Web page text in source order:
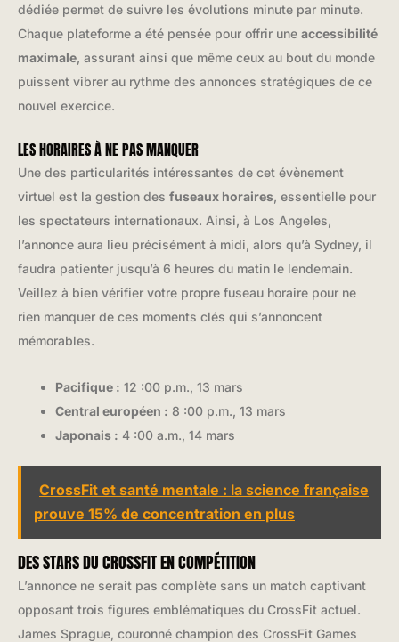
dédiée permet de suivre les évolutions minute par minute.
Chaque plateforme a été pensée pour offrir une accessibilité
maximale , assurant ainsi que même ceux au bout du monde
puissent vibrer au rythme des annonces stratégiques de ce
nouvel exercice.
LES HORAIRES À NE PAS MANQUER
Une des particularités intéressantes de cet évènement
virtuel est la gestion des fuseaux horaires , essentielle pour
les spectateurs internationaux. Ainsi, à Los Angeles,
l’annonce aura lieu précisément à midi, alors qu’à Sydney, il
faudra patienter jusqu’à 6 heures du matin le lendemain.
Veillez à bien vérifier votre propre fuseau horaire pour ne
rien manquer de ces moments clés qui s’annoncent
mémorables.
Pacifique : 12 :00 p.m., 13 mars
Central européen : 8 :00 p.m., 13 mars
Japonais : 4 :00 a.m., 14 mars
CrossFit et santé mentale : la science française
prouve 15% de concentration en plus
DES STARS DU CROSSFIT EN COMPÉTITION
L’annonce ne serait pas complète sans un match captivant
opposant trois figures emblématiques du CrossFit actuel.
James Sprague, couronné champion des CrossFit Games